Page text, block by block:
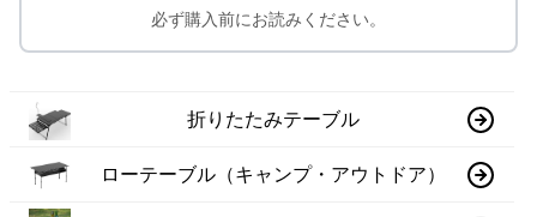
必ず購入前にお読みください。
折りたたみテーブル
ローテーブル（キャンプ・アウトドア）